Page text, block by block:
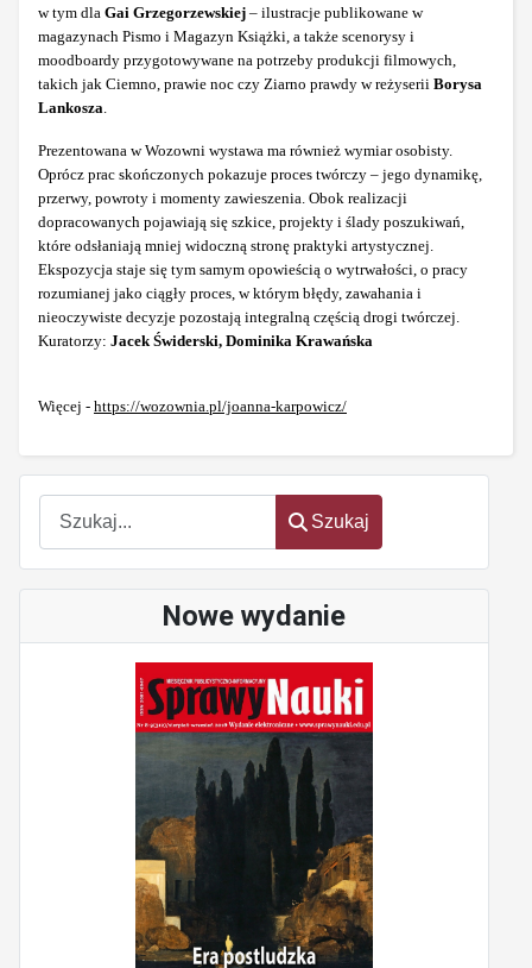
Szukaj
Nowe wydanie
w tym dla Gai Grzegorzewskiej – ilustracje publikowane w
magazynach Pismo i Magazyn Książki, a także scenorysy i
moodboardy przygotowywane na potrzeby produkcji filmowych,
takich jak Ciemno, prawie noc czy Ziarno prawdy w reżyserii Borysa
Lankosza.
Prezentowana w Wozowni wystawa ma również wymiar osobisty.
Oprócz prac skończonych pokazuje proces twórczy – jego dynamikę,
przerwy, powroty i momenty zawieszenia. Obok realizacji
dopracowanych pojawiają się szkice, projekty i ślady poszukiwań,
które odsłaniają mniej widoczną stronę praktyki artystycznej.
Ekspozycja staje się tym samym opowieścią o wytrwałości, o pracy
rozumianej jako ciągły proces, w którym błędy, zawahania i
nieoczywiste decyzje pozostają integralną częścią drogi twórczej.
Kuratorzy: Jacek Świderski, Dominika Krawańska
Więcej - https://wozownia.pl/joanna-karpowicz/